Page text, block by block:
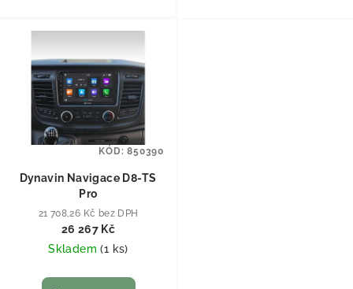
Dynavin Navigace D8-TS
Pro
21 708,26 Kč bez DPH
26 267 Kč
Skladem(1 ks)
KÓD:850390